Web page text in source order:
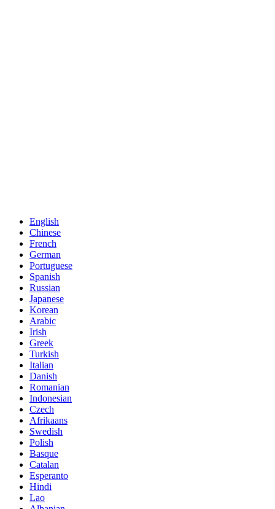
English
Chinese
French
German
Portuguese
Spanish
Russian
Japanese
Korean
Arabic
Irish
Greek
Turkish
Italian
Danish
Romanian
Indonesian
Czech
Afrikaans
Swedish
Polish
Basque
Catalan
Esperanto
Hindi
Lao